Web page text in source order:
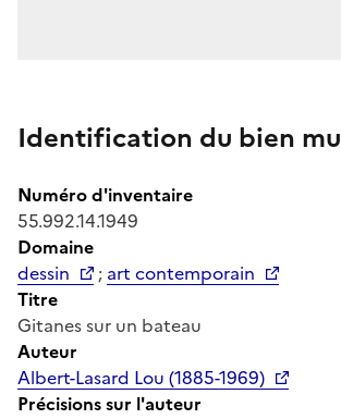
Identification du bien
Numéro d'inventaire
55.992.14.1949
Domaine
dessin
; art contemporain
Titre
Gitanes sur un bateau
Auteur
Albert-Lasard Lou (1885-1969)
Précisions sur l'auteur